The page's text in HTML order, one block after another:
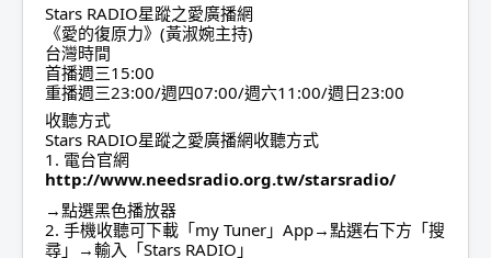
Stars RADIO星蹤之愛廣播網
《愛的復原力》(黃淑婉主持)
台灣時間
首播週三15:00
重播週三23:00/週四07:00/週六11:00/週日23:00
收聽方式
Stars RADIO星蹤之愛廣播網收聽方式
1. 電台官網
http://www.needsradio.org.tw/starsradio/
→點選黑色播放器
2. 手機收聽可下載「my Tuner」App→點選右下方「搜
尋」→輸入「Stars RADIO」